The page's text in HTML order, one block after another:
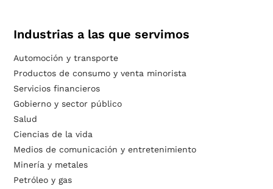
Industrias a las que servimos
Automoción y transporte
Productos de consumo y venta minorista
Servicios financieros
Gobierno y sector público
Salud
Ciencias de la vida
Medios de comunicación y entretenimiento
Minería y metales
Petróleo y gas